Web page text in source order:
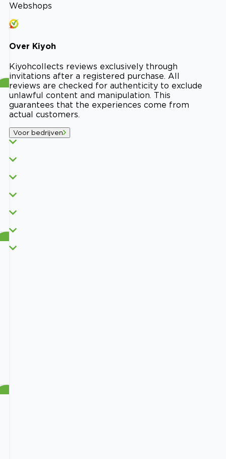
Webshops
Over Kiyoh
Kiyohcollects reviews exclusively through
invitations after a registered purchase. All
reviews are checked for authenticity to exclude
unlawful content and manipulation. This
guarantees that the experiences come from
actual customers.
Voor bedrijven